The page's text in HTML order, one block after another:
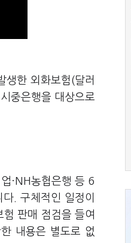
생한 외화보험(달러
중은행을 대상으로
·NH농협은행 등 6
. 구체적인 일정이
판매 점검을 들여
내용은 별도로 없